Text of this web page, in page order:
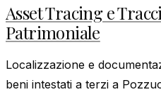
Asset Tracing e
Patrimoniale
Localizzazione e
beni intestati a terzi a